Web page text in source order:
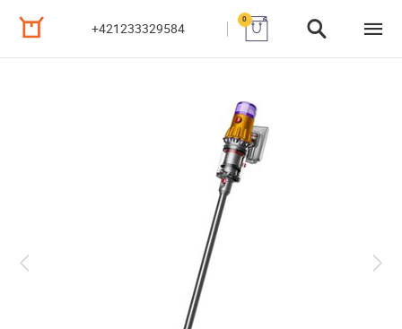
+421233329584
0